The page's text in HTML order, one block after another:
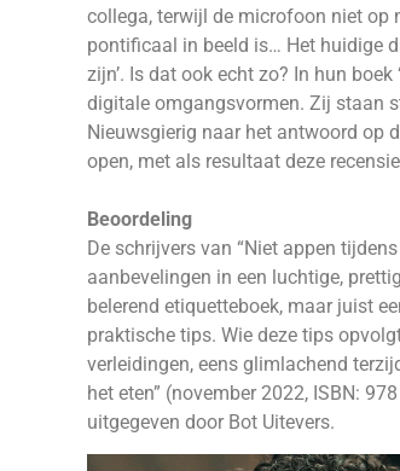
collega, terwijl de microfoon niet op
pontificaal in beeld is… Het huidige
zijn’. Is dat ook echt zo? In hun
digitale omgangsvormen. Zij staan
Nieuwsgierig naar het antwoord op
open, met als resultaat deze
Beoordeling
De schrijvers van “Niet appen
aanbevelingen in een luchtige,
belerend etiquetteboek, maar juist
praktische tips. Wie deze tips
verleidingen, eens glimlachend
het eten” (november 2022, ISBN:
uitgegeven door Bot Uitevers.